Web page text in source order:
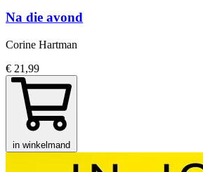
Na die avond
Corine Hartman
€ 21,99
in winkelmand